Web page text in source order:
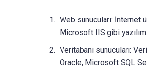
Web sunucuları: İnternet
Microsoft IIS gibi
Veritabanı sunucuları:
Oracle, Microsoft SQL